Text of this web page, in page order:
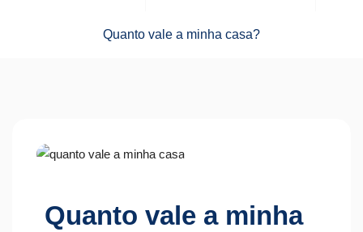
Quanto vale a minha casa?
Quanto vale a minha